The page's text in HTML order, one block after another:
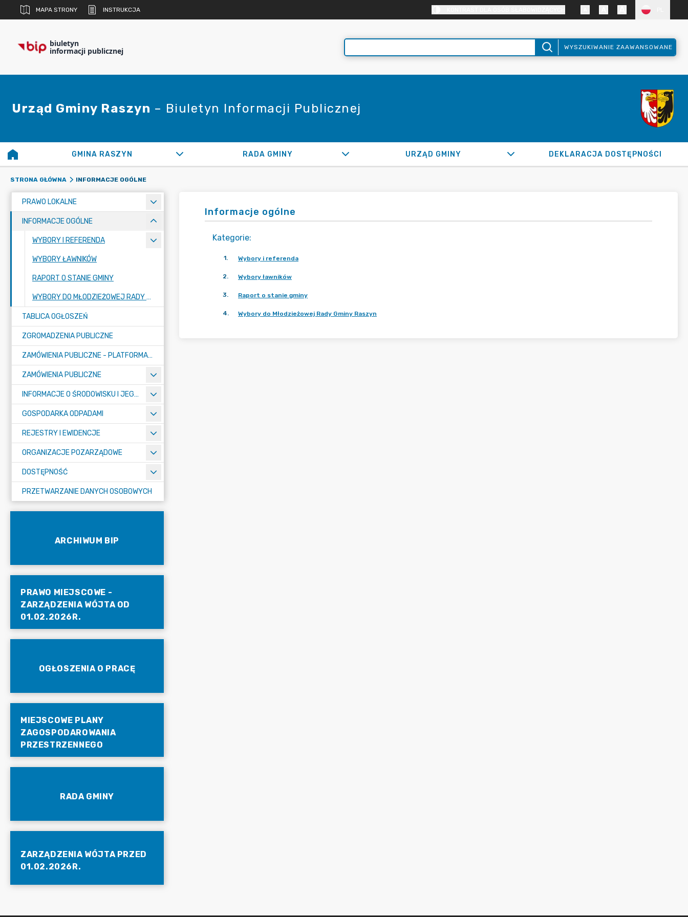
MAPA STRONY INSTRUKCJA
biuletyn
informacji publicznej WYSZUKIWANIE ZAAWANSOWANE
Urząd Gminy Raszyn – Biuletyn Informacji Publicznej
GMINA RASZYN RADA GMINY URZĄD GMINY DEKLARACJA DOSTĘPNOŚCI
STRONA GŁÓWNA INFORMACJE OGÓLNE
PRAWO LOKALNE
INFORMACJE OGÓLNE
WYBORY I REFERENDA
WYBORY ŁAWNIKÓW
RAPORT O STANIE GMINY
WYBORY DO MŁODZIEŻOWEJ RADY GMINY RASZYN
TABLICA OGŁOSZEŃ
ZGROMADZENIA PUBLICZNE
ZAMÓWIENIA PUBLICZNE - PLATFORMA ZAKUPOWA (OD 01.05.2025R.)
ZAMÓWIENIA PUBLICZNE
INFORMACJE O ŚRODOWISKU I JEGO OCHRONIE
GOSPODARKA ODPADAMI
REJESTRY I EWIDENCJE
ORGANIZACJE POZARZĄDOWE
DOSTĘPNOŚĆ
PRZETWARZANIE DANYCH OSOBOWYCH
ARCHIWUM BIP
PRAWO MIEJSCOWE -
ZARZĄDZENIA WÓJTA OD
01.02.2026R.
OGŁOSZENIA O PRACĘ
MIEJSCOWE PLANY
ZAGOSPODAROWANIA
PRZESTRZENNEGO
RADA GMINY
ZARZĄDZENIA WÓJTA PRZED
01.02.2026R.
Informacje ogólne
Kategorie:
1. Wybory i referenda
2. Wybory ławników
3. Raport o stanie gminy
4. Wybory do Młodzieżowej Rady Gminy Raszyn